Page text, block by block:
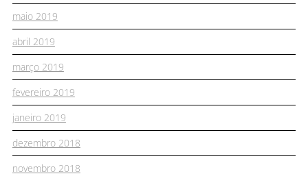
maio 2019
abril 2019
março 2019
fevereiro 2019
janeiro 2019
dezembro 2018
novembro 2018